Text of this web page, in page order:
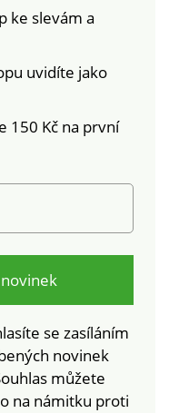
ke slevám a
uvidíte jako
150 Kč na první
se zasíláním
novinek
můžete
na námitku proti